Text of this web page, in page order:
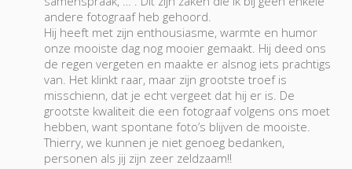
andere fotograaf heb gehoord.
Hij heeft met zijn enthousiasme, warmte en humor
onze mooiste dag nog mooier gemaakt. Hij deed ons
de regen vergeten en maakte er alsnog iets prachtigs
van. Het klinkt raar, maar zijn grootste troef is
misschienn, dat je echt vergeet dat hij er is. De
grootste kwaliteit die een fotograaf volgens ons moet
hebben, want spontane foto’s blijven de mooiste.
Thierry, we kunnen je niet genoeg bedanken,
personen als jij zijn zeer zeldzaam!!